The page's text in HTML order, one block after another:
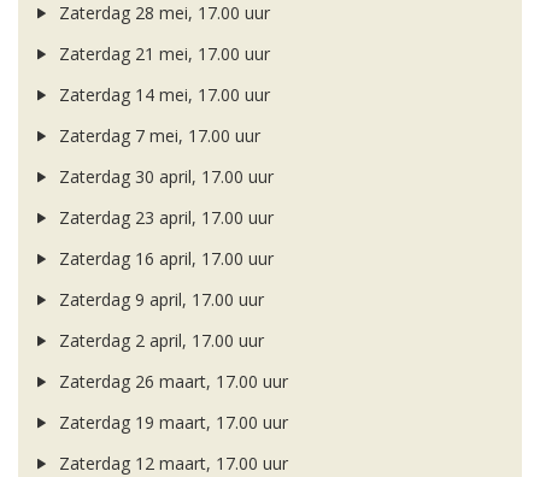
Zaterdag 28 mei, 17.00 uur
Zaterdag 21 mei, 17.00 uur
Zaterdag 14 mei, 17.00 uur
Zaterdag 7 mei, 17.00 uur
Zaterdag 30 april, 17.00 uur
Zaterdag 23 april, 17.00 uur
Zaterdag 16 april, 17.00 uur
Zaterdag 9 april, 17.00 uur
Zaterdag 2 april, 17.00 uur
Zaterdag 26 maart, 17.00 uur
Zaterdag 19 maart, 17.00 uur
Zaterdag 12 maart, 17.00 uur